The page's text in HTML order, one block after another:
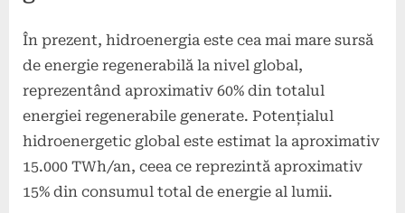
În prezent, hidroenergia este cea mai mare sursă
de energie regenerabilă la nivel global,
reprezentând aproximativ 60% din totalul
energiei regenerabile generate. Potențialul
hidroenergetic global este estimat la aproximativ
15.000 TWh/an, ceea ce reprezintă aproximativ
15% din consumul total de energie al lumii.